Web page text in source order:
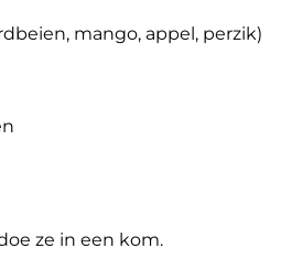
mango, appel, perzik)
ze in een kom.